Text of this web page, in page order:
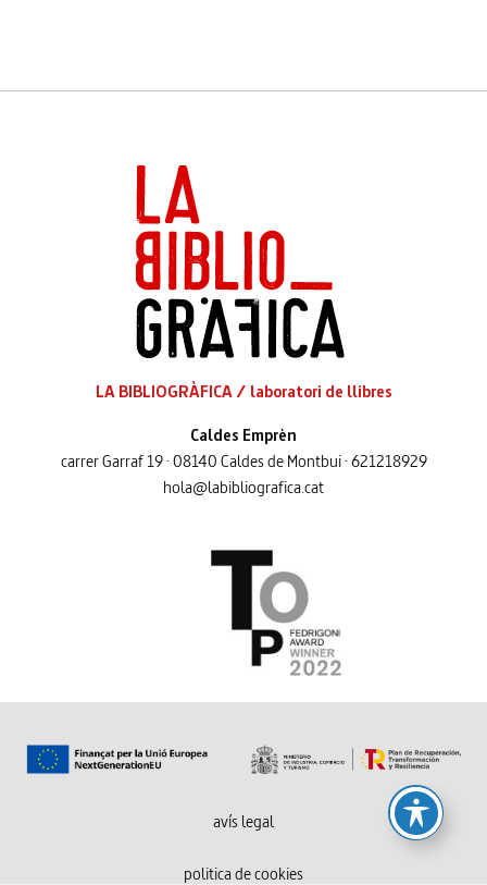
LA BIBLIOGRÀFICA / laboratori de llibres
Caldes Emprèn
carrer Garraf 19 · 08140 Caldes de Montbui · 621218929
hola@labibliografica.cat
avís legal
politica de cookies